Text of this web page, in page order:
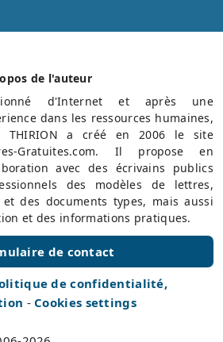
de l'auteur
d'Internet et après une
dans les ressources humaines,
THIRION a créé en 2006 le site
Gratuites.com. Il propose en
avec des écrivains publics
des modèles de lettres,
des documents types, mais aussi
et des informations pratiques.
de contact
de confidentialité,
- Cookies settings